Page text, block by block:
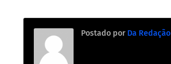
Postado por Da Redação